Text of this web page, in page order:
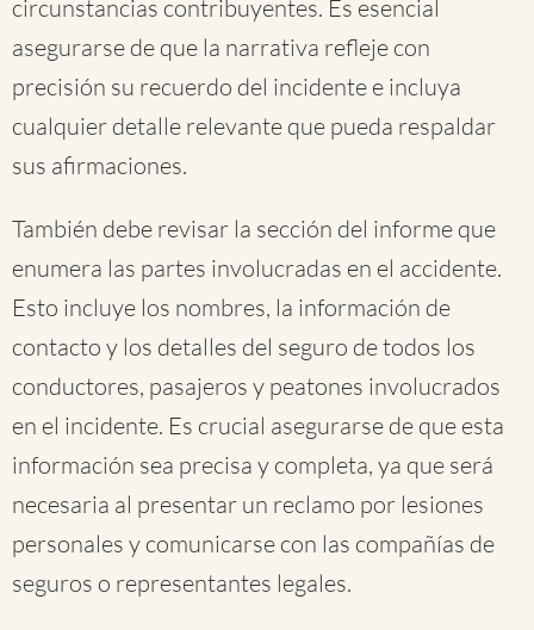
circunstancias contribuyentes. Es esencial
asegurarse de que la narrativa refleje con
precisión su recuerdo del incidente e incluya
cualquier detalle relevante que pueda respaldar
sus afirmaciones.
También debe revisar la sección del informe que
enumera las partes involucradas en el accidente.
Esto incluye los nombres, la información de
contacto y los detalles del seguro de todos los
conductores, pasajeros y peatones involucrados
en el incidente. Es crucial asegurarse de que esta
información sea precisa y completa, ya que será
necesaria al presentar un reclamo por lesiones
personales y comunicarse con las compañías de
seguros o representantes legales.